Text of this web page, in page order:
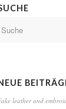
leather and